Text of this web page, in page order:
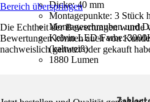
Dicke: 40 mm
Montagepunkte: 3 Stück
Montageschrauben und
Kelvin LED-Farbe:
(kaltweiß)
1880 Lumen
Bereich überspringen
Die Echtheit der Bewertungen wurde
Bewertungen können auch von
nachweislich genutzt oder gekauft